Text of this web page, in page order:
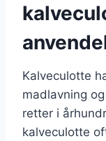
Kalveculotte
madlavning
retter i
kalveculotte